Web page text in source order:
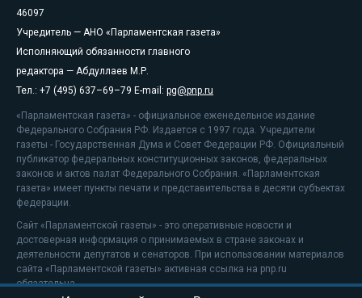
46097
Учредитель — АНО «Парламентская газета»
Исполняющий обязанности главного
редактора — Абдуллаев М.Р.
Тел.: +7 (495) 637–69–79 E-mail: pg@pnp.ru
«Парламентская газета» - официальное еженедельное издание
Федерального Собрания РФ. Издается с 1997 года. Учредители
газеты - Государственная Дума и Совет Федерации РФ. Официальный
публикатор федеральных конституционных законов, федеральных
законов и актов палат Федерального Собрания. «Парламентская
газета» имеет пункты печати и представительства в десяти субъектах
федерации.
Сайт «Парламентской газеты» - это оперативные новости и
достоверная информация о принимаемых в стране законах и
деятельности депутатов и сенаторов. При использовании материалов
сайта «Парламентской газеты» активная ссылка на pnp.ru
обязательна.